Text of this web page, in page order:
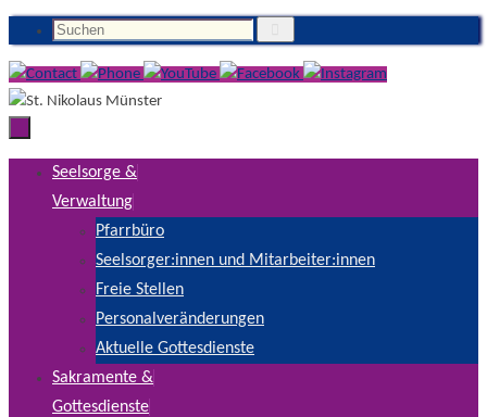
springen
Suchen
Seelsorge &
Verwaltung
Pfarrbüro
Seelsorger:innen und Mitarbeiter:innen
Freie Stellen
Personalveränderungen
Aktuelle Gottesdienste
Sakramente &
Gottesdienste